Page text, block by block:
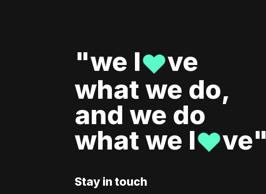
"we l♥ve
what we do,
and we do
what we l♥ve"
Stay in touch